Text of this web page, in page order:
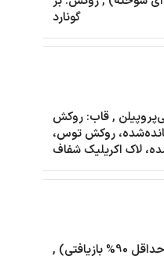
گونارد
,قاب: روکش
روکش توس،
لاک اکریلیک شفاف
,